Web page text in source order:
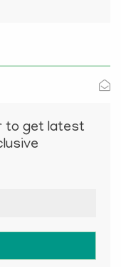
to get latest